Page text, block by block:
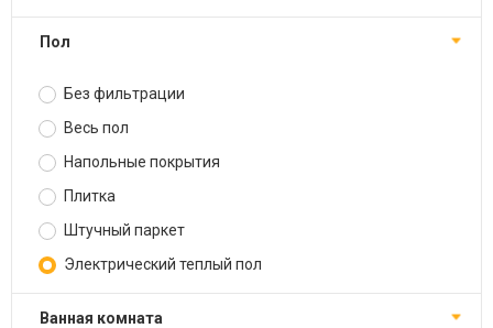
Пол
Без фильтрации
Весь пол
Напольные покрытия
Плитка
Штучный паркет
Электрический теплый пол
Ванная комната